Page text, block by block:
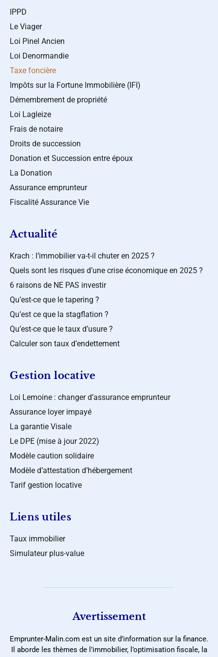
IPPD
Le Viager
Loi Pinel Ancien
Loi Denormandie
Taxe foncière
Impôts sur la Fortune Immobilière (IFI)
Démembrement de propriété
Loi Lagleize
Frais de notaire
Droits de succession
Donation et Succession entre époux
La Donation
Assurance emprunteur
Fiscalité Assurance Vie
Actualité
Krach : l’immobilier va-t-il chuter en 2025 ?
Quels sont les risques d’une crise économique en 2025 ?
6 raisons de NE PAS investir
Qu’est-ce que le tapering ?
Qu’est ce que la stagflation ?
Qu’est-ce que le taux d’usure ?
Calculer son taux d’endettement
Gestion locative
Loi Lemoine : changer d’assurance emprunteur
Assurance loyer impayé
La garantie Visale
Le DPE (mise à jour 2022)
Modèle caution solidaire
Modèle d’attestation d’hébergement
Tarif gestion locative
Liens utiles
Taux immobilier
Simulateur plus-value
Avertissement
Emprunter-Malin.com est un site d’information sur la finance.
Il aborde les thèmes de l’immobilier, l’optimisation fiscale, la